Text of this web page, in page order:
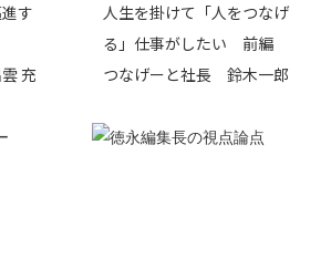
す
充
人生を掛けて「人をつなげ
る」仕事がしたい 前編
つなげーと社長 鈴木一郎